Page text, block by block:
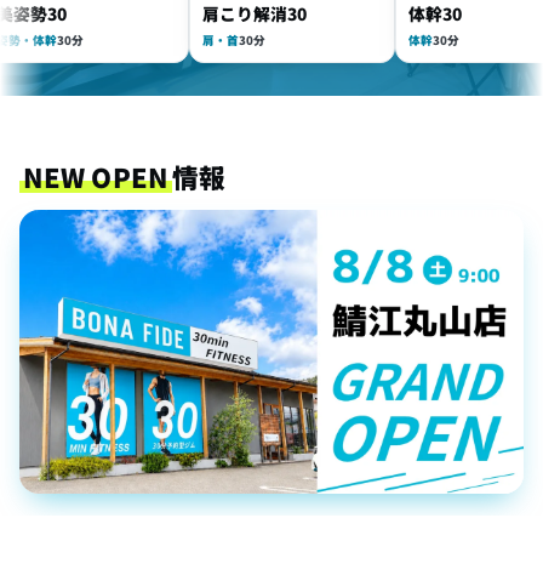
30
幹30分
肩こり解消30
30分
体幹30
30分
NEW OPEN情報